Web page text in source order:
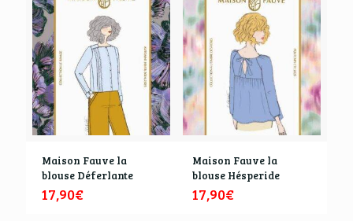
Maison Fauve la
blouse Déferlante
17,90€
Maison Fauve la
blouse Hésperide
17,90€